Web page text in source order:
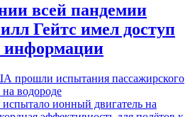
всей пандемии
Гейтс имел доступ
информации
прошли испытания пассажирского
на водороде
ионный двигатель на